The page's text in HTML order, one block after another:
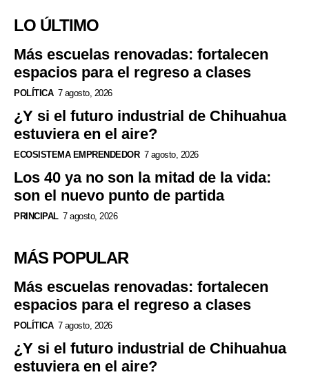
LO ÚLTIMO
Más escuelas renovadas: fortalecen
espacios para el regreso a clases
POLÍTICA 7 agosto, 2026
¿Y si el futuro industrial de Chihuahua
estuviera en el aire?
ECOSISTEMA EMPRENDEDOR 7 agosto, 2026
Los 40 ya no son la mitad de la vida:
son el nuevo punto de partida
PRINCIPAL 7 agosto, 2026
MÁS POPULAR
Más escuelas renovadas: fortalecen
espacios para el regreso a clases
POLÍTICA 7 agosto, 2026
¿Y si el futuro industrial de Chihuahua
estuviera en el aire?